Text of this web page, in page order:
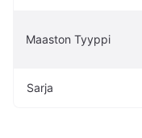
Maaston Tyyppi
Sarja